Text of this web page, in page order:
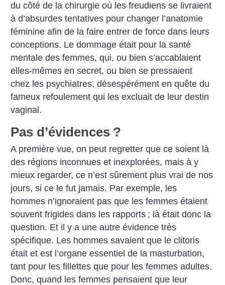
du côté de la chirurgie où les freudiens se livraient
à d’absurdes tentatives pour changer l’anatomie
féminine afin de la faire entrer de force dans leurs
conceptions. Le dommage était pour la santé
mentale des femmes, qui, ou bien s’accablaient
elles-mêmes en secret, ou bien se pressaient
chez les psychiatres, désespérément en quête du
fameux refoulement qui les excluait de leur destin
vaginal.
Pas d’évidences ?
A première vue, on peut regretter que ce soient là
des régions inconnues et inexplorées, mais à y
mieux regarder, ce n’est sûrement plus vrai de nos
jours, si ce le fut jamais. Par exemple, les
hommes n’ignoraient pas que les femmes étaient
souvent frigides dans les rapports ; là était donc la
question. Et il y a une autre évidence très
spécifique. Les hommes savaient que le clitoris
était et est l’organe essentiel de la masturbation,
tant pour les fillettes que pour les femmes adultes.
Donc, quand les femmes pensaient que leur